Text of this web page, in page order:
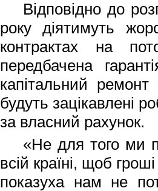
Відповідно до
року діятимуть
контрактах на
передбачена
капітальний
будуть зацікавлені
за власний рахунок.
«Не для того ми
всій країні, щоб
показуха нам не